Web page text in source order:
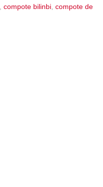
compote bilinbi compote de